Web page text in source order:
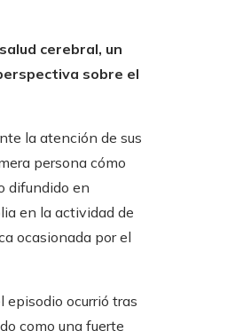
cerebral, un
sobre el
la atención de sus
persona cómo
difundido en
en la actividad de
ocasionada por el
ocurrió tras
como una fuerte